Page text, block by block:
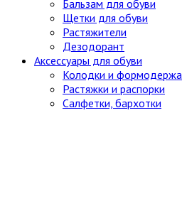
Бальзам для обуви
Щетки для обуви
Растяжители
Дезодорант
Аксессуары для обуви
Колодки и
Растяжки и распорки
Салфетки, бархотки